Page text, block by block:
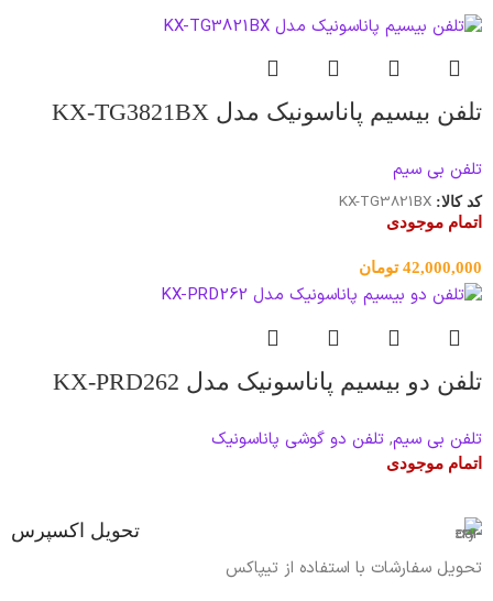
تلفن بیسیم پاناسونیک مدل KX-TG3821BX
تلفن بی سیم
کد کالا: KX-TG3821BX
اتمام موجودی
42,000,000 تومان
تلفن دو بیسیم پاناسونیک مدل KX-PRD262
تلفن بی سیم, تلفن دو گوشی پاناسونیک
اتمام موجودی
تحویل اکسپرس
تحویل سفارشات با استفاده از تیپاکس